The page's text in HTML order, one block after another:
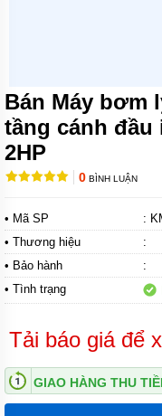
MÁY
BƠM
HÚT
BÙN
BƠM
HÓA
CHẤT
MÁY
BƠM
CHỮA
MÁY
BƠM
ĐỊNH
LƯỢNG
HÓA
Bán Máy bơm
tầng cánh đầu
2HP
0 BÌNH LUẬN
• Mã SP
:
• Thương hiệu
:
• Bảo hành
:
• Tình trạng
Tải báo giá để
GIAO HÀNG THU